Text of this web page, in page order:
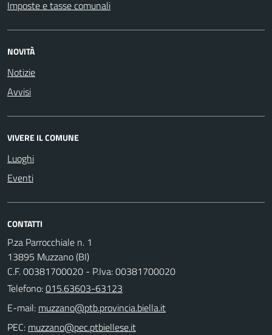
Imposte e tasse comunali
NOVITÀ
Notizie
Avvisi
VIVERE IL COMUNE
Luoghi
Eventi
CONTATTI
P.za Parrocchiale n. 1
13895 Muzzano (BI)
C.F. 00381700020 - P.Iva: 00381700020
Telefono:015.63603-63123
E-mail:
PEC: